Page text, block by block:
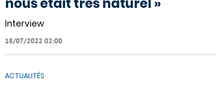
Interview
18/07/2022 02:00
ACTUALITÉS